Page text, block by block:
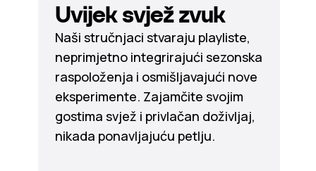
Uvijek svjež zvuk
Naši stručnjaci stvaraju playliste,
neprimjetno integrirajući sezonska
raspoloženja i osmišljavajući nove
eksperimente. Zajamčite svojim
gostima svjež i privlačan doživljaj,
nikada ponavljajuću petlju.